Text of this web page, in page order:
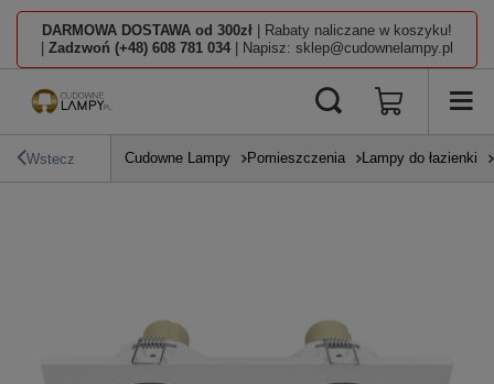
DARMOWA DOSTAWA od 300zł | Rabaty naliczane w koszyku!
Zadzwoń (+48) 608 781 034 | Napisz: sklep@cudownelampy.pl
Wstecz Cudowne Lampy Pomieszczenia Lampy do łazienki